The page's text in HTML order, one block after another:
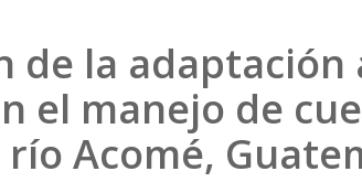
de la adaptación
el manejo de
Acomé,